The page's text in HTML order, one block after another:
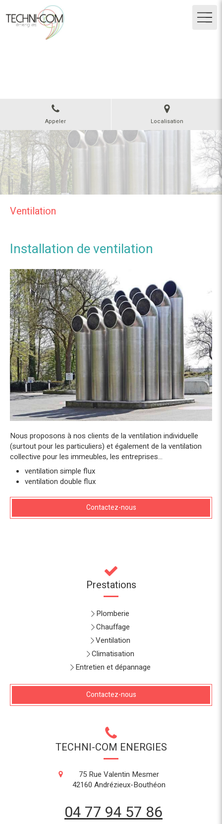
Appeler Localisation
Ventilation
Installation de ventilation
Nous proposons à nos clients de la ventilation individuelle
(surtout pour les particuliers) et également de la ventilation
collective pour les immeubles, les entreprises…
ventilation simple flux
ventilation double flux
Contactez-nous
Prestations
Plomberie
Chauffage
Ventilation
Climatisation
Entretien et dépannage
Contactez-nous
TECHNI-COM ENERGIES
75 Rue Valentin Mesmer
42160 Andrézieux-Bouthéon
04 77 94 57 86